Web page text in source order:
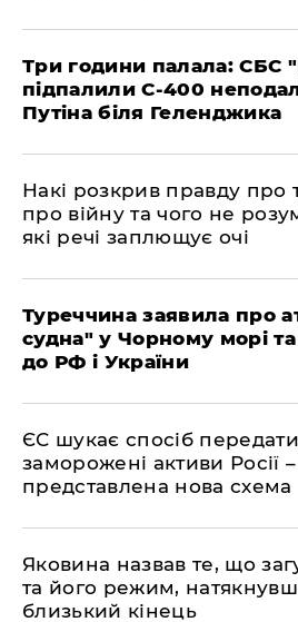
Три години палала: СБС
підпалили С-400
Путіна біля Геленджика
Накі розкрив правду про
про війну та чого не
які речі заплющує очі
Туреччина заявила про
судна" у Чорному морі
до РФ і України
ЄС шукає спосіб передати
заморожені активи Росії –
представлена ​​нова схема
Яковина назвав те, що
та його режим,
близький кінець